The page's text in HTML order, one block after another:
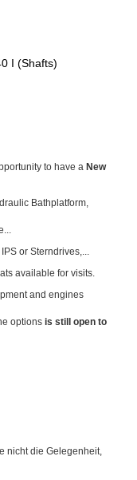
I (Shafts)
to have a New
Bathplatform,
or Sterndrives,...
available for visits.
and engines
options is still open to
nicht die Gelegenheit,